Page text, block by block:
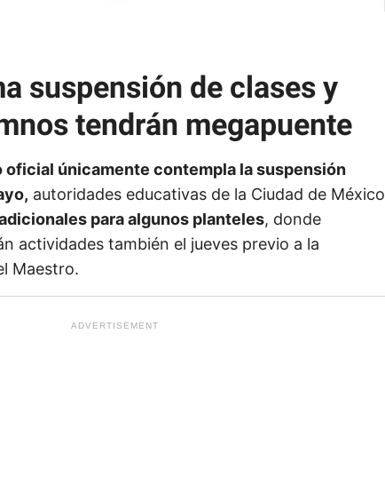
suspensión de clases y
tendrán megapuente
oficial únicamente contempla la suspensión
autoridades educativas de la Ciudad de México
para algunos planteles, donde
actividades también el jueves previo a la
Maestro.